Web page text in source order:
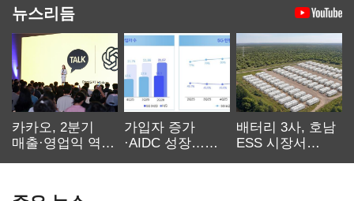
뉴스리듬
카카오, 2분기
매출·영업익 역대
가입자 증가
·AIDC 성장…
배터리 3사, 호남
ESS 시장서